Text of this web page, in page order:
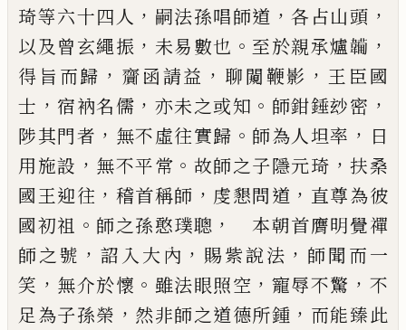
琦等六十四人 ， 嗣法孫唱師道 ，各占山頭 ，
以及曾玄繩振 ， 未易數也 。 至於親承爐𩏕 ，
得旨而歸 ， 齎函請益 ， 聊闚鞭影 ， 王臣國
士 ， 宿衲名儒 ， 亦未之或知 。 師鉗錘玅密 ，
陟其門者 ， 無不虛往實歸 。 師為人坦率 ， 日
用施設 ， 無不平常 。 故師之子隱元琦 ，扶桑
國王迎往 ， 稽首稱師 ， 虔懇問道 ， 直尊為彼
國初祖 。 師之孫憨璞聰 ，
本朝首膺明覺禪
師之號 ，詔入大內 ， 賜紫說法 ， 師聞而一
笑 ， 無介於懷 。 雖法眼照空 ， 寵辱不驚 ， 不
足為子孫榮 ， 然非師之道德所鍾 ， 而能臻此